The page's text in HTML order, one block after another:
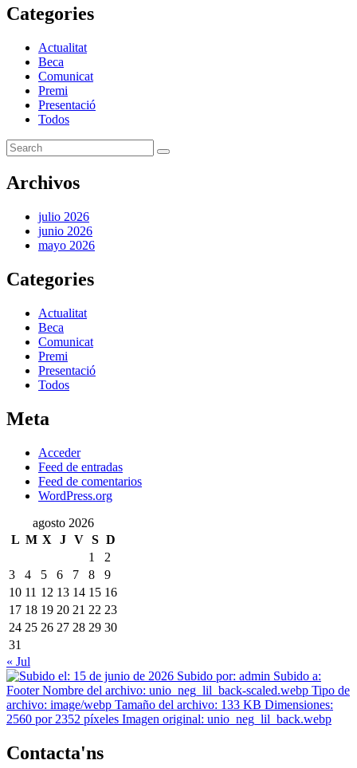
Categories
Actualitat
Beca
Comunicat
Premi
Presentació
Todos
Archivos
julio 2026
junio 2026
mayo 2026
Categories
Actualitat
Beca
Comunicat
Premi
Presentació
Todos
Meta
Acceder
Feed de entradas
Feed de comentarios
WordPress.org
agosto 2026
L M X J V S D
1
2
3
4 5 6 7 8
9
10 11 12 13 14 15 16
17 18 19 20 21 22 23
24 25 26 27 28 29 30
31
« Jul
Contacta'ns